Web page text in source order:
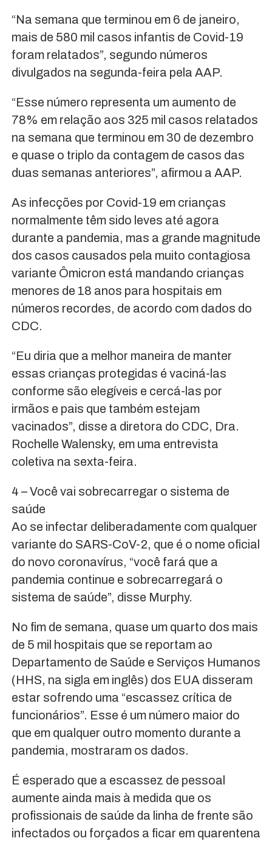
“Na semana que terminou em 6 de janeiro,
mais de 580 mil casos infantis de Covid-19
foram relatados”, segundo números
divulgados na segunda-feira pela AAP.
“Esse número representa um aumento de
78% em relação aos 325 mil casos relatados
na semana que terminou em 30 de dezembro
e quase o triplo da contagem de casos das
duas semanas anteriores”, afirmou a AAP.
As infecções por Covid-19 em crianças
normalmente têm sido leves até agora
durante a pandemia, mas a grande magnitude
dos casos causados pela muito contagiosa
variante Ômicron está mandando crianças
menores de 18 anos para hospitais em
números recordes, de acordo com dados do
CDC.
“Eu diria que a melhor maneira de manter
essas crianças protegidas é vaciná-las
conforme são elegíveis e cercá-las por
irmãos e pais que também estejam
vacinados”, disse a diretora do CDC, Dra.
Rochelle Walensky, em uma entrevista
coletiva na sexta-feira.
4 – Você vai sobrecarregar o sistema de
saúde
Ao se infectar deliberadamente com qualquer
variante do SARS-CoV-2, que é o nome oficial
do novo coronavírus, “você fará que a
pandemia continue e sobrecarregará o
sistema de saúde”, disse Murphy.
No fim de semana, quase um quarto dos mais
de 5 mil hospitais que se reportam ao
Departamento de Saúde e Serviços Humanos
(HHS, na sigla em inglês) dos EUA disseram
estar sofrendo uma “escassez crítica de
funcionários”. Esse é um número maior do
que em qualquer outro momento durante a
pandemia, mostraram os dados.
É esperado que a escassez de pessoal
aumente ainda mais à medida que os
profissionais de saúde da linha de frente são
infectados ou forçados a ficar em quarentena